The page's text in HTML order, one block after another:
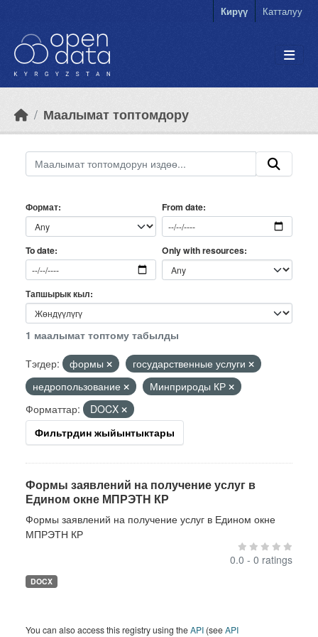
Кирүү Катталуу
Маалымат топтомдору
Формат From date
To date Only with resources
Тапшырык кыл
1 маалымат топтому табылды
Тэгдер:
формы
государственные услуги
недропользование
Минприроды КР
Форматтар:
DOCX
Фильтрдин жыйынтыктары
Формы заявлений на получение услуг в
Едином окне МПРЭТН КР
Формы заявлений на получение услуг в Едином окне
МПРЭТН КР
0.0 - 0 ratings
DOCX
You can also access this registry using theAPI (seeAPI